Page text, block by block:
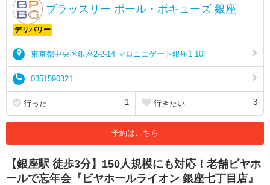
ブラッスリー ポール・ボキューズ 銀座
デリバリー
東京都中央区銀座2-2-14 マロニエゲート銀座1 10F
0351590321
行った 1 行きたい 3
予約はこちら
【銀座駅 徒歩3分】150人規模にも対応！老舗ビヤホ
ールで忘年会『ビヤホールライオン 銀座七丁目店』